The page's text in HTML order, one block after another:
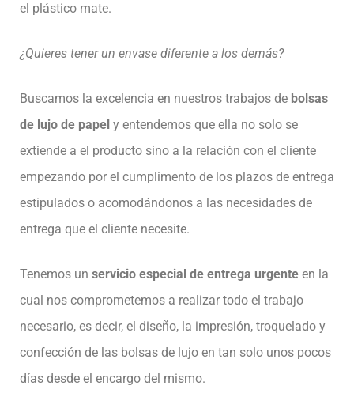
el plástico mate.
¿Quieres tener un envase diferente a los demás?
Buscamos la excelencia en nuestros trabajos de bolsas
de lujo de papel y entendemos que ella no solo se
extiende a el producto sino a la relación con el cliente
empezando por el cumplimento de los plazos de entrega
estipulados o acomodándonos a las necesidades de
entrega que el cliente necesite.
Tenemos un servicio especial de entrega urgente en la
cual nos comprometemos a realizar todo el trabajo
necesario, es decir, el diseño, la impresión, troquelado y
confección de las bolsas de lujo en tan solo unos pocos
días desde el encargo del mismo.